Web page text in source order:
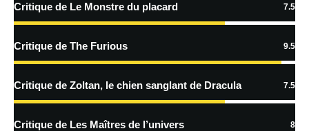
En savoir
traitées
Critique de Le Monstre du placard 7.5
Critique de The Furious 9.5
Critique de Zoltan, le chien sanglant de Dracula 7.5
Critique de Les Maîtres de l’univers 8